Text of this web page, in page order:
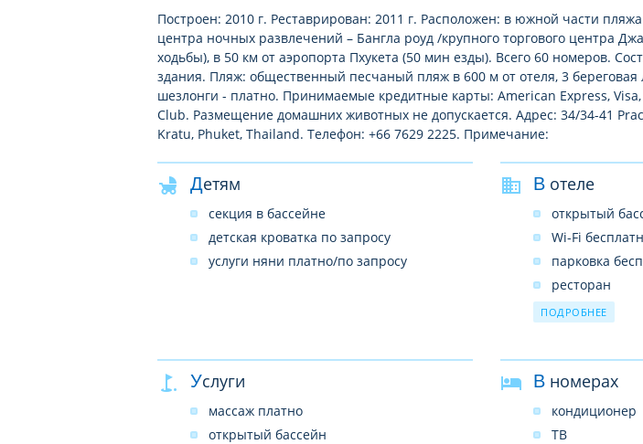
Построен: 2010 г. Реставрирован: 2011 г. Расположен: в южной части
центра ночных развлечений – Бангла роуд /крупного торгового центра
ходьбы), в 50 км от аэропорта Пхукета (50 мин езды). Всего 60 номеров.
здания. Пляж: общественный песчаный пляж в 600 м от отеля, 3 береговая
шезлонги - платно. Принимаемые кредитные карты: American Express, Visa,
Club. Размещение домашних животных не допускается. Адрес: 34/34-41
Kratu, Phuket, Thailand. Телефон: +66 7629 2225. Примечание:
Детям
секция в бассейне
детская кроватка по запросу
услуги няни платно/по запросу
В отеле
открытый
Wi-Fi
парковка
ресторан
бар
прокат
лифт
ПОДРОБНЕЕ
Услуги
массаж платно
открытый бассейн
В номерах
кондиционер
ТВ